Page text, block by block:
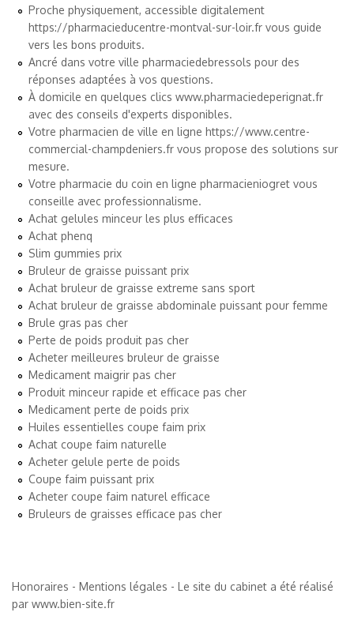
Proche physiquement, accessible digitalement
https://pharmacieducentre-montval-sur-loir.fr vous guide
vers les bons produits.
Ancré dans votre ville pharmaciedebressols pour des
réponses adaptées à vos questions.
À domicile en quelques clics www.pharmaciedeperignat.fr
avec des conseils d'experts disponibles.
Votre pharmacien de ville en ligne https://www.centre-
commercial-champdeniers.fr vous propose des solutions sur
mesure.
Votre pharmacie du coin en ligne pharmacieniogret vous
conseille avec professionnalisme.
Achat gelules minceur les plus efficaces
Achat phenq
Slim gummies prix
Bruleur de graisse puissant prix
Achat bruleur de graisse extreme sans sport
Achat bruleur de graisse abdominale puissant pour femme
Brule gras pas cher
Perte de poids produit pas cher
Acheter meilleures bruleur de graisse
Medicament maigrir pas cher
Produit minceur rapide et efficace pas cher
Medicament perte de poids prix
Huiles essentielles coupe faim prix
Achat coupe faim naturelle
Acheter gelule perte de poids
Coupe faim puissant prix
Acheter coupe faim naturel efficace
Bruleurs de graisses efficace pas cher
Honoraires - Mentions légales - Le site du cabinet a été réalisé
par www.bien-site.fr